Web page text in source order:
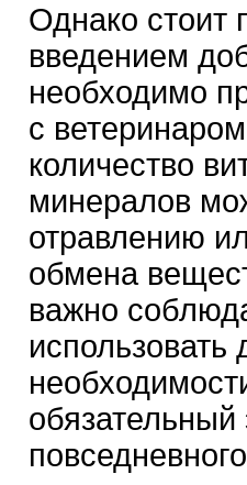
Однако стоит
введением
необходимо
с
количество
минералов
отравлению
обмена
важно
использовать
обязательный